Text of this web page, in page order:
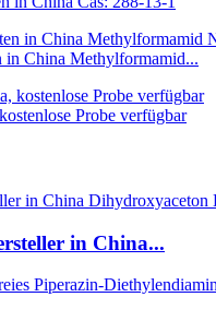
China Methylformamid...
Probe verfügbar
in China...